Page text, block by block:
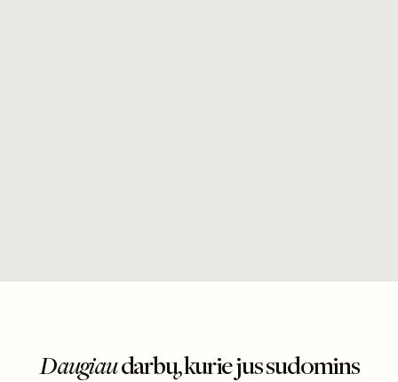
Daugiaudarbų, kurie jus sudomins